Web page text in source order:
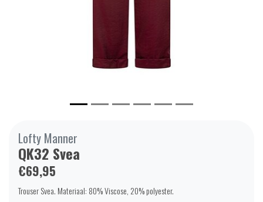
Lofty Manner
QK32 Svea
€69,95
Trouser Svea. Materiaal: 80% Viscose, 20% polyester.